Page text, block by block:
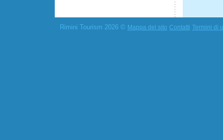
Rimini Tourism 2026 © Mappa del sito Contatti Termini di